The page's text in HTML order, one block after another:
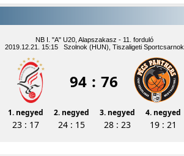
NB I. "A" U20, Alapszakasz - 11. forduló
2019.12.21. 15:15 Szolnok (HUN), Tiszaligeti Sportcsarnok
94 : 76
1. negyed 2. negyed 3. negyed 4. negyed
23 : 17 24 : 15 28 : 23 19 : 21